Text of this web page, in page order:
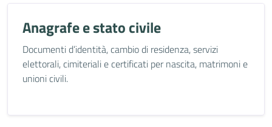
Anagrafe e stato civile
Documenti d’identità, cambio di residenza, servizi
elettorali, cimiteriali e certificati per nascita, matrimoni e
unioni civili.